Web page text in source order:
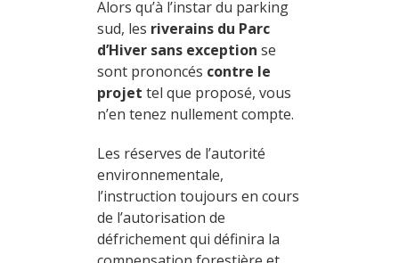
Alors qu’à l’instar du parking
sud, les riverains du Parc
d’Hiver sans exception se
sont prononcés contre le
projet tel que proposé, vous
n’en tenez nullement compte.
Les réserves de l’autorité
environnementale,
l’instruction toujours en cours
de l’autorisation de
défrichement qui définira la